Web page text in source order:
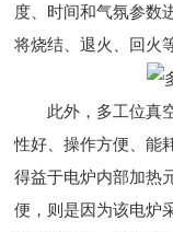
度、时间和气氛参数
将烧结、退火、回火
此外，多工位真空
性好、操作方便、能
得益于电炉内部加热
便，则是因为该电炉